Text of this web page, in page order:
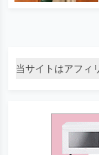
当サイトはアフィ